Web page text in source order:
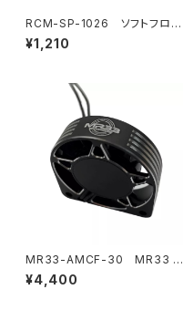
RCM-SP-1026 ソフトフロン
トバルクヘッドフレックスブレー
ス(オプション)
¥1,210
MR33-AMCF-30 MR33 ア
ルミ ムーンスタイル ハイスピー
ドクーリングファン 30mm
¥4,400